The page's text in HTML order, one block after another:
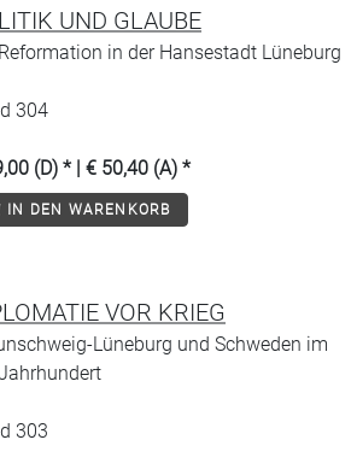
UND GLAUBE
in der Hansestadt Lüneburg
304
(D) * | € 50,40 (A) *
IN DEN WARENKORB
VOR KRIEG
Lüneburg und Schweden im
303